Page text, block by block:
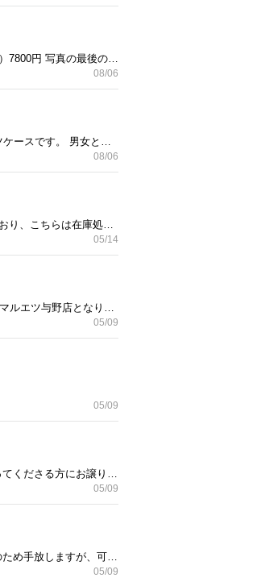
08/06
08/06
05/14
05/09
05/09
05/09
05/09